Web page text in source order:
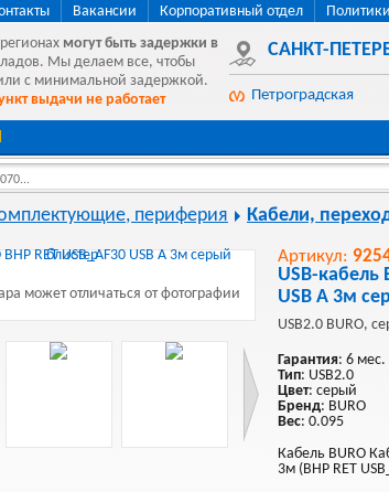
Вакансии Корпоративный отдел Политики
могут быть задержки в
Мы делаем все, чтобы
с минимальной задержкой.
выдачи не работает
САНКТ-
Петроградская
периферия Кабели,
может отличаться от фотографии
Артикул:
USB-кабель
USB A 3м
USB2.0 BURO,
Гарантия: 6 мес.
Тип: USB2.0
Цвет: серый
Бренд: BURO
Вес: 0.095
Кабель BURO
3м (BHP RET